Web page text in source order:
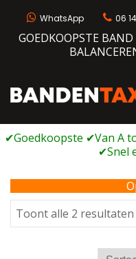
WhatsApp 06
GOEDKOOPSTE
Toont alle 2 resultaten